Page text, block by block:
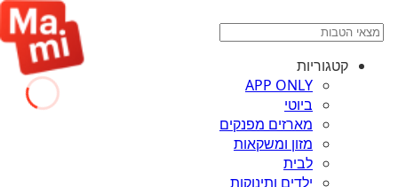
קטגוריות
APP ONLY
ביוטי
מארזים מפנקים
מזון ומשקאות
לבית
ילדים ותינוקות